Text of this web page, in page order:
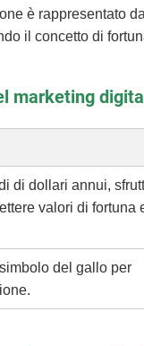
è rappresentato
il concetto di
marketing
di dollari annui,
valori di fortuna
del gallo per